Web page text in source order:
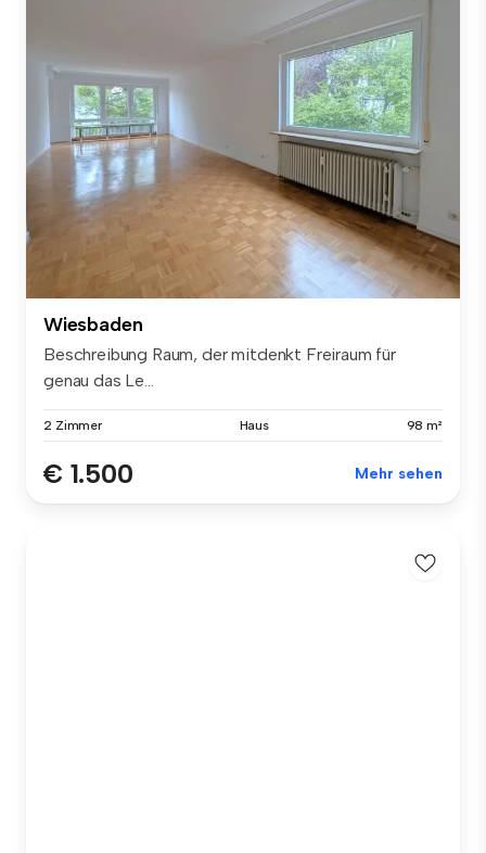
Wiesbaden
Beschreibung Raum, der mitdenkt Freiraum für
genau das Le...
2 Zimmer Haus 98 m²
€ 1.500 Mehr sehen